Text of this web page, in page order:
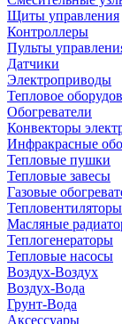
Щиты управления
Контроллеры
Пульты
Датчики
Электроприводы
Тепловое
Обогреватели
Конвекторы
Инфракрасные
Тепловые пушки
Тепловые завесы
Газовые
Тепловентиляторы
Масляные
Теплогенераторы
Тепловые насосы
Воздух-Воздух
Воздух-Вода
Грунт-Вода
Аксессуары